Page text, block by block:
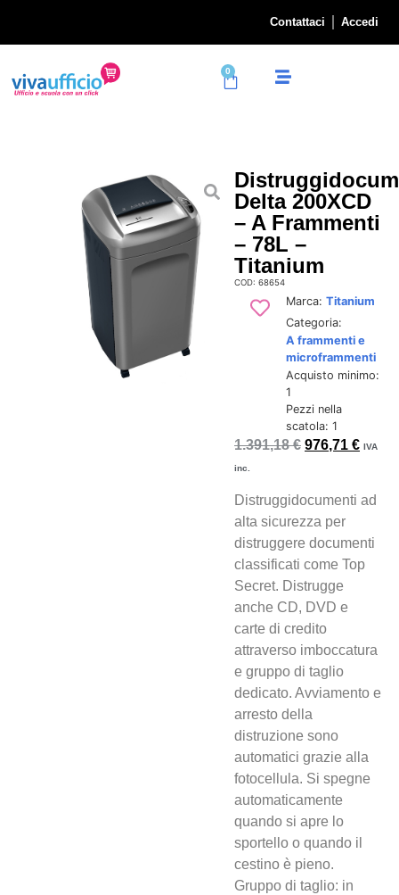
Contattaci Accedi
0
Delta 200XCD
– A Frammenti
– 78L –
Titanium
COD: 68654
Marca: Titanium
Categoria:
A frammenti e
microframmenti
Acquisto minimo:
1
Pezzi nella
scatola: 1
1.391,18€ 976,71€ IVA
inc.
Distruggidocumenti ad
alta sicurezza per
distruggere documenti
classificati come Top
Secret. Distrugge
anche CD, DVD e
carte di credito
attraverso imboccatura
e gruppo di taglio
dedicato. Avviamento e
arresto della
distruzione sono
automatici grazie alla
fotocellula. Si spegne
automaticamente
quando si apre lo
sportello o quando il
cestino è pieno.
Gruppo di taglio: in